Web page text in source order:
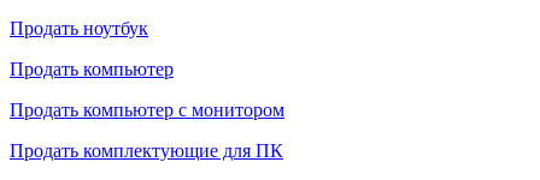
Продать ноутбук
Продать компьютер
Продать компьютер с монитором
Продать комплектующие для ПК